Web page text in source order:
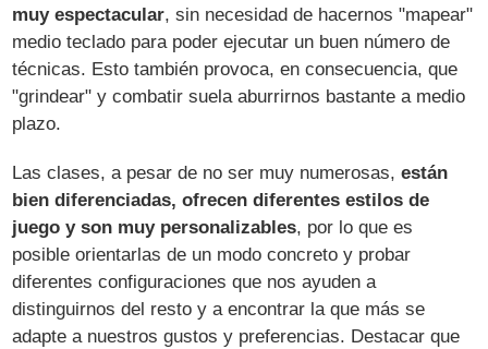
muy espectacular, sin necesidad de hacernos "mapear"
medio teclado para poder ejecutar un buen número de
técnicas. Esto también provoca, en consecuencia, que
"grindear" y combatir suela aburrirnos bastante a medio
plazo.
Las clases, a pesar de no ser muy numerosas,están
bien diferenciadas, ofrecen diferentes estilos de
juego y son muy personalizables, por lo que es
posible orientarlas de un modo concreto y probar
diferentes configuraciones que nos ayuden a
distinguirnos del resto y a encontrar la que más se
adapte a nuestros gustos y preferencias. Destacar que